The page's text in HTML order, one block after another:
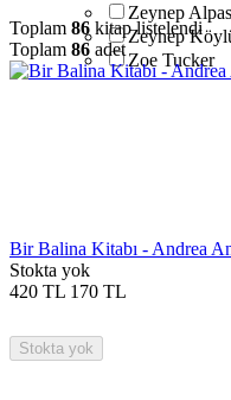
Zeynep
Zeynep
Zoe Tucker
Toplam 86 kitap listelendi
Toplam 86 adet
Bir Balina Kitabı - Andrea
Stokta yok
420 TL 170 TL
Stokta yok